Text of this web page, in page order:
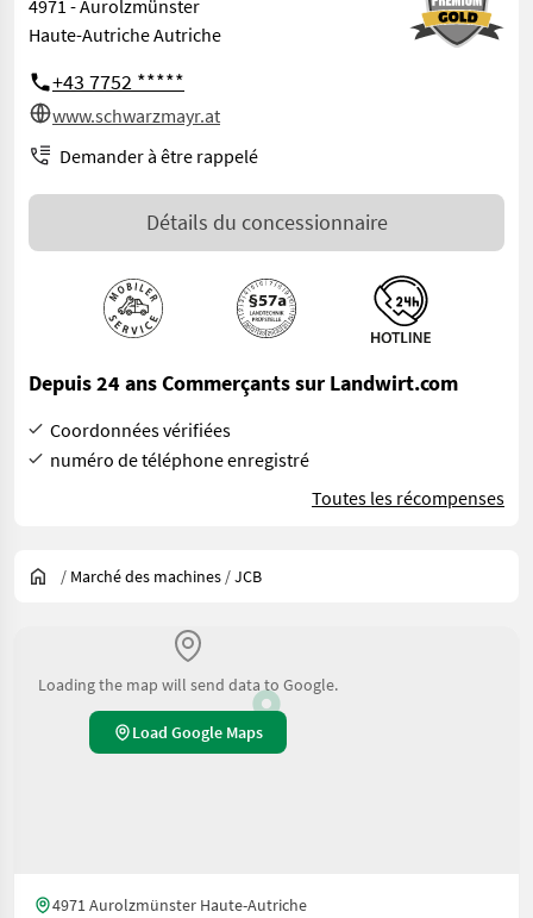
4971 - Aurolzmünster
Haute-Autriche Autriche
+43 7752 *****
www.schwarzmayr.at
Demander à être rappelé
Détails du concessionnaire
Depuis 24 ans Commerçants sur Landwirt.com
Coordonnées vérifiées
numéro de téléphone enregistré
Toutes les récompenses
/ Marché des machines /JCB
Loading the map will send data to Google.
Load Google Maps
4971 Aurolzmünster Haute-Autriche